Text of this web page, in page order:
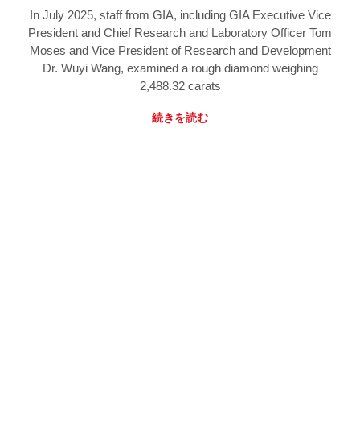
In July 2025, staff from GIA, including GIA Executive Vice
President and Chief Research and Laboratory Officer Tom
Moses and Vice President of Research and Development
Dr. Wuyi Wang, examined a rough diamond weighing
2,488.32 carats
続きを読む